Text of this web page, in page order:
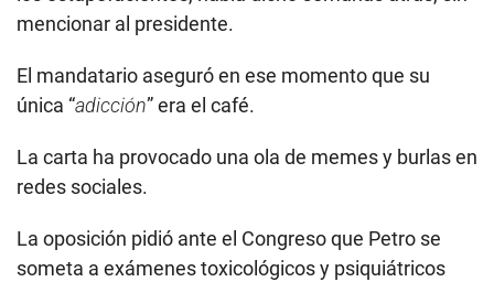
mencionar al presidente.
El mandatario aseguró en ese momento que su
única “adicción” era el café.
La carta ha provocado una ola de memes y burlas en
redes sociales.
La oposición pidió ante el Congreso que Petro se
someta a exámenes toxicológicos y psiquiátricos